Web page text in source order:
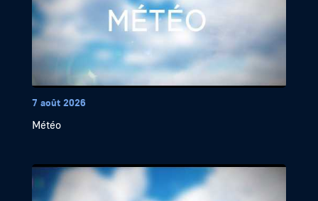
7 août 2026
Météo